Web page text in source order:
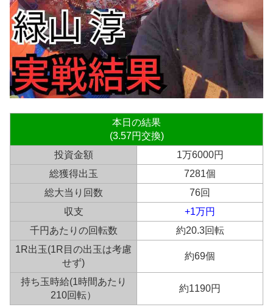
本日の結果
(3.57円交換)
投資金額
1万6000円
総獲得出玉
7281個
総大当り回数
76回
収支
+1万円
千円あたりの回転数
約20.3回転
1R出玉(1R目の出玉は考慮
せず)
約69個
持ち玉時給(1時間あたり
210回転）
約1190円